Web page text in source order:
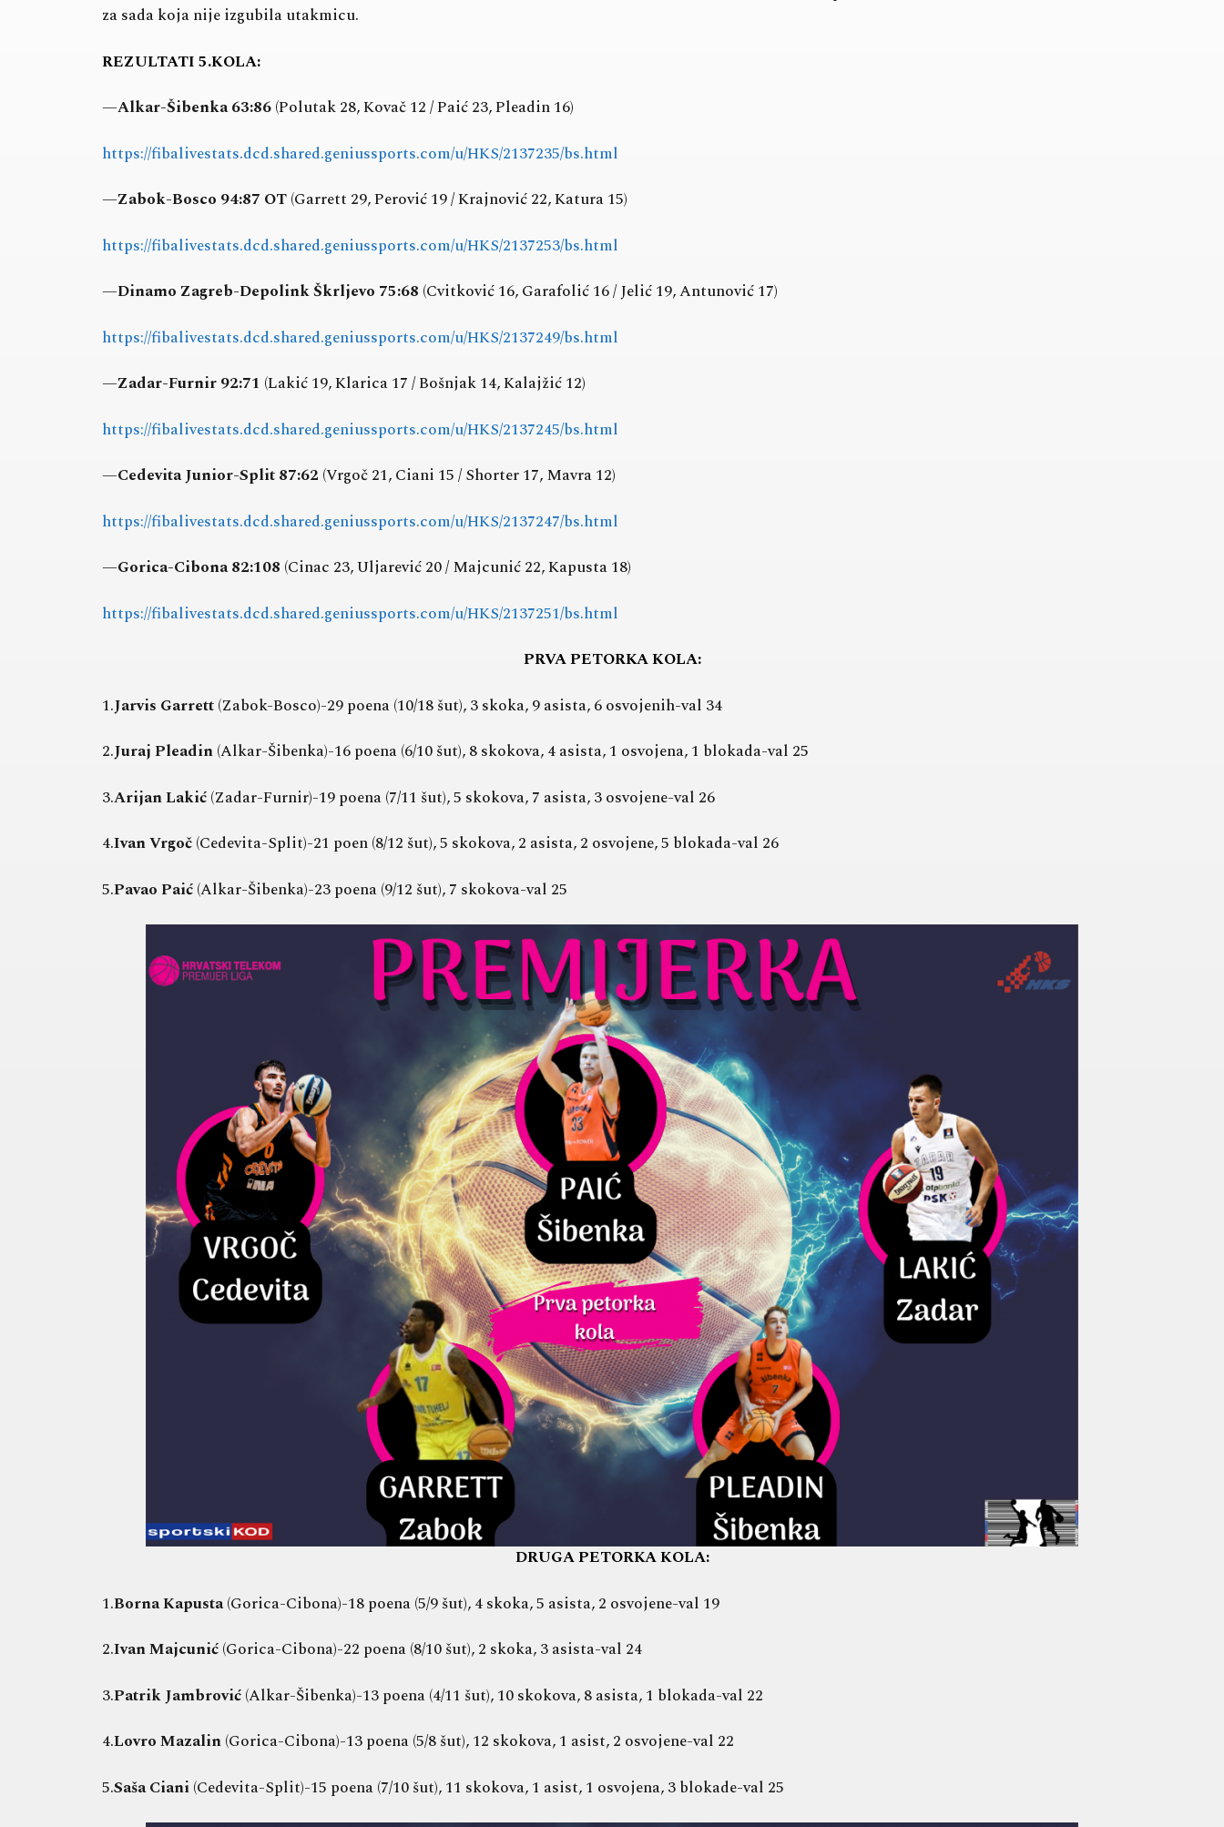
za sada koja nije izgubila utakmicu.
REZULTATI 5.KOLA:
—Alkar-Šibenka 63:86(Polutak 28, Kovač 12 / Paić 23, Pleadin 16)
https://fibalivestats.dcd.shared.geniussports.com/u/HKS/2137235/bs.html
—Zabok-Bosco 94:87 OT(Garrett 29, Perović 19 / Krajnović 22, Katura 15)
https://fibalivestats.dcd.shared.geniussports.com/u/HKS/2137253/bs.html
—Dinamo Zagreb-Depolink Škrljevo 75:68 (Cvitković 16, Garafolić 16 / Jelić 19, Antunović 17)
https://fibalivestats.dcd.shared.geniussports.com/u/HKS/2137249/bs.html
—Zadar-Furnir 92:71 (Lakić 19, Klarica 17 / Bošnjak 14, Kalajžić 12)
https://fibalivestats.dcd.shared.geniussports.com/u/HKS/2137245/bs.html
—Cedevita Junior-Split 87:62 (Vrgoč 21, Ciani 15 / Shorter 17, Mavra 12)
https://fibalivestats.dcd.shared.geniussports.com/u/HKS/2137247/bs.html
—Gorica-Cibona 82:108 (Cinac 23, Uljarević 20 / Majcunić 22, Kapusta 18)
https://fibalivestats.dcd.shared.geniussports.com/u/HKS/2137251/bs.html
PRVA PETORKA KOLA:
1.Jarvis Garrett(Zabok-Bosco)-29 poena (10/18 šut), 3 skoka, 9 asista, 6 osvojenih-val 34
2.Juraj Pleadin(Alkar-Šibenka)-16 poena (6/10 šut), 8 skokova, 4 asista, 1 osvojena, 1 blokada-val 25
3.Arijan Lakić(Zadar-Furnir)-19 poena (7/11 šut), 5 skokova, 7 asista, 3 osvojene-val 26
4.Ivan Vrgoč(Cedevita-Split)-21 poen (8/12 šut), 5 skokova, 2 asista, 2 osvojene, 5 blokada-val 26
5.Pavao Paić(Alkar-Šibenka)-23 poena (9/12 šut), 7 skokova-val 25
DRUGA PETORKA KOLA:
1.Borna Kapusta(Gorica-Cibona)-18 poena (5/9 šut), 4 skoka, 5 asista, 2 osvojene-val 19
2.Ivan Majcunić(Gorica-Cibona)-22 poena (8/10 šut), 2 skoka, 3 asista-val 24
3.Patrik Jambrović(Alkar-Šibenka)-13 poena (4/11 šut), 10 skokova, 8 asista, 1 blokada-val 22
4.Lovro Mazalin(Gorica-Cibona)-13 poena (5/8 šut), 12 skokova, 1 asist, 2 osvojene-val 22
5.Saša Ciani(Cedevita-Split)-15 poena (7/10 šut), 11 skokova, 1 asist, 1 osvojena, 3 blokade-val 25